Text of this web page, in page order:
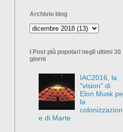
Archivio blog
I Post più popolari negli ultimi 30
giorni
IAC2016, la
"vision" di
Elon Musk
la
colonizzazion
e di Marte